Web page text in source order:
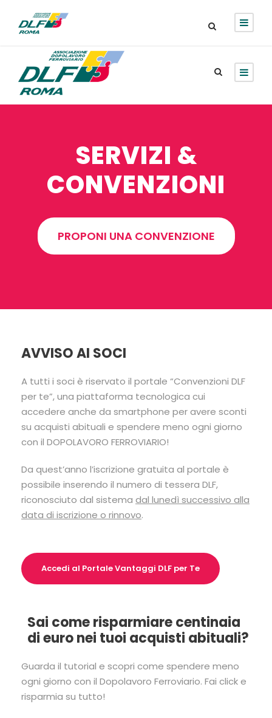
SERVIZI &
CONVENZIONI
PROPONI UNA CONVENZIONE
AVVISO AI SOCI
A tutti i soci è riservato il portale “Convenzioni DLF
per te”, una piattaforma tecnologica cui
accedere anche da smartphone per avere sconti
su acquisti abituali e spendere meno ogni giorno
con il DOPOLAVORO FERROVIARIO!
Da quest’anno l’iscrizione gratuita al portale è
possibile inserendo il numero di tessera DLF,
riconosciuto dal sistema dal lunedì successivo alla
data di iscrizione o rinnovo.
Accedi al Portale Vantaggi DLF per Te
Sai come risparmiare centinaia
di euro nei tuoi acquisti abituali?
Guarda il tutorial e scopri come spendere meno
ogni giorno con il Dopolavoro Ferroviario. Fai click e
risparmia su tutto!